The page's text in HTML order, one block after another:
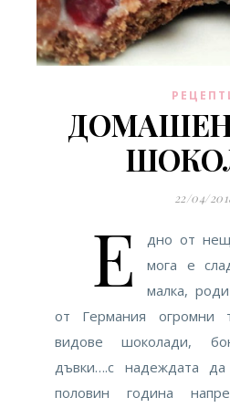
22/04/
Е
дно от
мога е
малка,
от Германия огромни
видове шоколади,
дъвки….с надеждата
половин година